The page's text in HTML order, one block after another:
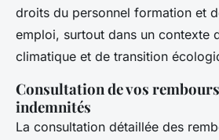
droits du personnel formation et
emploi, surtout dans un contexte
climatique et de transition
Consultation de vos
indemnités
La consultation détaillée des